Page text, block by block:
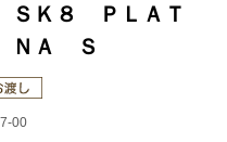
ＳＫ８ ＰＬＡＴ
ＮＡ Ｓ
00